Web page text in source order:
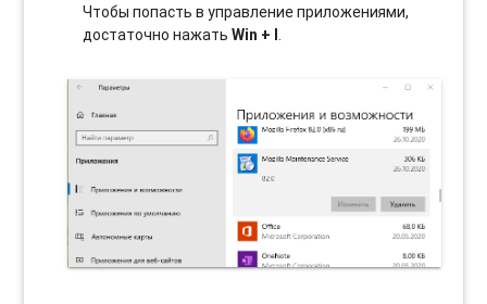
Чтобы попасть в управление приложениями,
достаточно нажатьWin + I.